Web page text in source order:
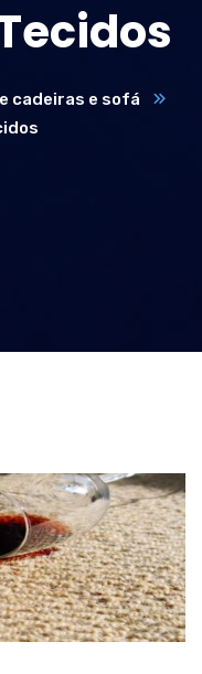
cadeiras e sofá